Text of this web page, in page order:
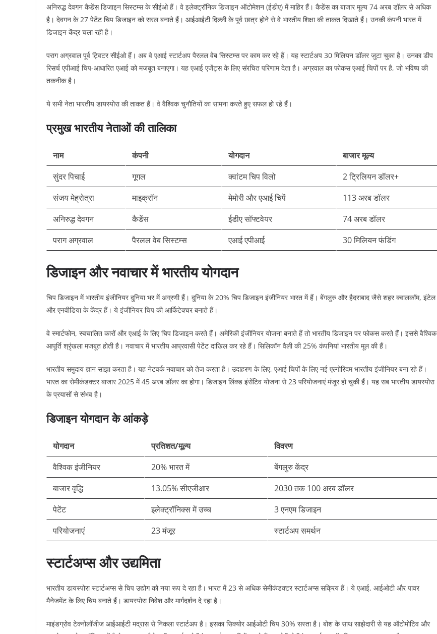
अनिरुद्ध देवगन कैडेंस डिजाइन सिस्टम्स के सीईओ हैं। वे इलेक्ट्रॉनिक डिजाइन ऑटोमेशन (ईडीए) में माहिर हैं। कैडेंस का बाजार मूल्य 74 अरब डॉलर से अधिक
है। देवगन के 27 पेटेंट चिप डिजाइन को सरल बनाते हैं। आईआईटी दिल्ली के पूर्व छात्र होने से वे भारतीय शिक्षा की ताकत दिखाते हैं। उनकी कंपनी भारत में
डिजाइन केंद्र चला रही है।​
पराग अग्रवाल पूर्व ट्विटर सीईओ हैं। अब वे एआई स्टार्टअप पैरलल वेब सिस्टम्स पर काम कर रहे हैं। यह स्टार्टअप 30 मिलियन डॉलर जुटा चुका है। उनका डीप
रिसर्च एपीआई चिप-आधारित एआई को मजबूत बनाएगा। यह एआई एजेंट्स के लिए संरचित परिणाम देता है। अग्रवाल का फोकस एआई चिपों पर है, जो भविष्य की
तकनीक है।​
ये सभी नेता भारतीय डायस्पोरा की ताकत हैं। वे वैश्विक चुनौतियों का सामना करते हुए सफल हो रहे हैं।
प्रमुख भारतीय नेताओं की तालिका
नाम कंपनी योगदान
बाजार मूल्य
सुंदर पिचाई
गूगल क्वांटम चिप विलो ​
2 ट्रिलियन डॉलर+
संजय मेह्रोत्रा
माइक्रॉन मेमोरी और एआई चिपें ​
113 अरब डॉलर
अनिरुद्ध देवगन
कैडेंस ईडीए सॉफ्टवेयर ​
74 अरब डॉलर
पराग अग्रवाल
पैरलल वेब सिस्टम्स एआई एपीआई ​ 30 मिलियन फंडिंग
डिजाइन और नवाचार में भारतीय योगदान
चिप डिजाइन में भारतीय इंजीनियर दुनिया भर में अग्रणी हैं। दुनिया के 20% चिप डिजाइन इंजीनियर भारत में हैं। बेंगलुरु और हैदराबाद जैसे शहर क्वालकॉम, इंटेल
और एनवीडिया के केंद्र हैं। ये इंजीनियर चिप की आर्किटेक्चर बनाते हैं।​
वे स्मार्टफोन, स्वचालित कारों और एआई के लिए चिप डिजाइन करते हैं। अमेरिकी इंजीनियर योजना बनाते हैं तो भारतीय डिजाइन पर फोकस करते हैं। इससे वैश्विक
आपूर्ति श्रृंखला मजबूत होती है। नवाचार में भारतीय आप्रवासी पेटेंट दाखिल कर रहे हैं। सिलिकॉन वैली की 25% कंपनियां भारतीय मूल की हैं।​
भारतीय समुदाय ज्ञान साझा करता है। यह नेटवर्क नवाचार को तेज करता है। उदाहरण के लिए, एआई चिपों के लिए नई एल्गोरिदम भारतीय इंजीनियर बना रहे हैं।
भारत का सेमीकंडक्टर बाजार 2025 में 45 अरब डॉलर का होगा। डिजाइन लिंक्ड इंसेंटिव योजना से 23 परियोजनाएं मंजूर हो चुकी हैं। यह सब भारतीय डायस्पोरा
के प्रयासों से संभव है।​
डिजाइन योगदान के आंकड़े
योगदान प्रतिशत/मूल्य
विवरण
वैश्विक इंजीनियर
20% भारत में ​
बेंगलुरु केंद्र
बाजार वृद्धि
13.05% सीएजीआर ​
2030 तक 100 अरब डॉलर
पेटेंट
इलेक्ट्रॉनिक्स में उच्च ​
3 एनएम डिजाइन ​
परियोजनाएं
23 मंजूर ​ स्टार्टअप समर्थन
स्टार्टअप्स और उद्यमिता
भारतीय डायस्पोरा स्टार्टअप्स से चिप उद्योग को नया रूप दे रहा है। भारत में 23 से अधिक सेमीकंडक्टर स्टार्टअप्स सक्रिय हैं। ये एआई, आईओटी और पावर
मैनेजमेंट के लिए चिप बनाते हैं। डायस्पोरा निवेश और मार्गदर्शन दे रहा है।​
माइंडग्रोव टेक्नोलॉजीज आईआईटी मद्रास से निकला स्टार्टअप है। इसका सिक्योर आईओटी चिप 30% सस्ता है। बोश के साथ साझेदारी से यह ऑटोमोटिव और